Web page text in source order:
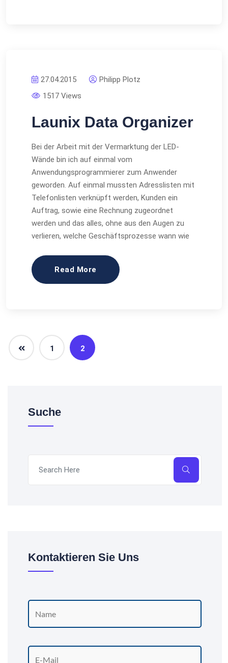
27.04.2015
Philipp Plotz
1517 Views
Launix Data Organizer
Bei der Arbeit mit der Vermarktung der LED-
Wände bin ich auf einmal vom
Anwendungsprogrammierer zum Anwender
geworden. Auf einmal mussten Adresslisten mit
Telefonlisten verknüpft werden, Kunden ein
Auftrag, sowie eine Rechnung zugeordnet
werden und das alles, ohne aus den Augen zu
verlieren, welche Geschäftsprozesse wann wie
Read More
1 2
Suche
Kontaktieren Sie Uns